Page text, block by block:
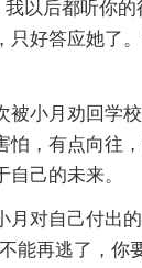
我以后都听你
只好答应她了
被小月劝回学
怕，有点向往
自己的未来。
月对自己付出
能再逃了，你